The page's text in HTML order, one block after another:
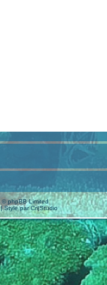
© phpBB Limited
Style parCri|Studio